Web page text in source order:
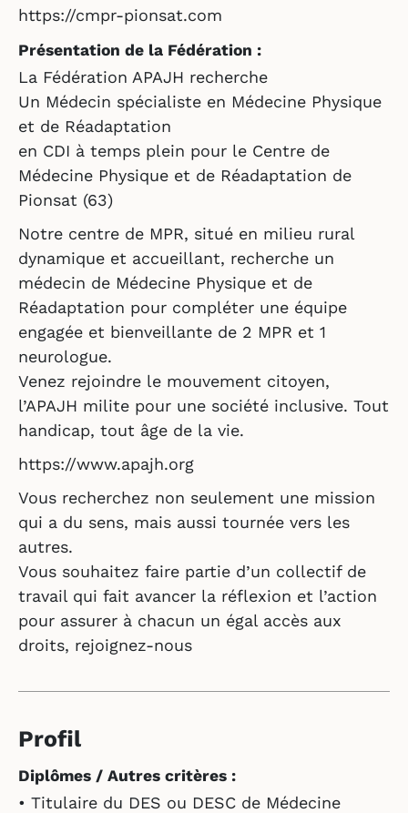
https://cmpr-pionsat.com
Présentation de la Fédération :
La Fédération APAJH recherche
Un Médecin spécialiste en Médecine Physique
et de Réadaptation
en CDI à temps plein pour le Centre de
Médecine Physique et de Réadaptation de
Pionsat (63)
Notre centre de MPR, situé en milieu rural
dynamique et accueillant, recherche un
médecin de Médecine Physique et de
Réadaptation pour compléter une équipe
engagée et bienveillante de 2 MPR et 1
neurologue.
Venez rejoindre le mouvement citoyen,
l’APAJH milite pour une société inclusive. Tout
handicap, tout âge de la vie.
https://www.apajh.org
Vous recherchez non seulement une mission
qui a du sens, mais aussi tournée vers les
autres.
Vous souhaitez faire partie d’un collectif de
travail qui fait avancer la réflexion et l’action
pour assurer à chacun un égal accès aux
droits, rejoignez-nous
Profil
Diplômes / Autres critères :
• Titulaire du DES ou DESC de Médecine